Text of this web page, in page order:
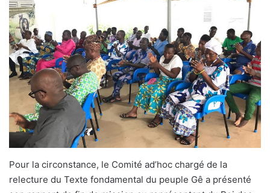
Pour la circonstance, le Comité ad’hoc chargé de la
relecture du Texte fondamental du peuple Gê a présenté